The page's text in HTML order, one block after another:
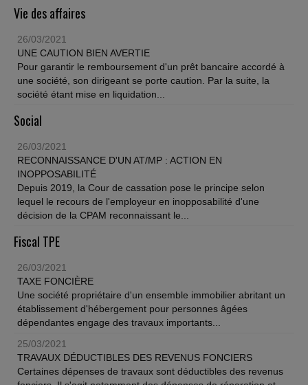
Vie des affaires
26/03/2021
UNE CAUTION BIEN AVERTIE
Pour garantir le remboursement d'un prêt bancaire accordé à
une société, son dirigeant se porte caution. Par la suite, la
société étant mise en liquidation...
Social
26/03/2021
RECONNAISSANCE D'UN AT/MP : ACTION EN
INOPPOSABILITÉ
Depuis 2019, la Cour de cassation pose le principe selon
lequel le recours de l'employeur en inopposabilité d'une
décision de la CPAM reconnaissant le...
Fiscal TPE
26/03/2021
TAXE FONCIÈRE
Une société propriétaire d'un ensemble immobilier abritant un
établissement d'hébergement pour personnes âgées
dépendantes engage des travaux importants...
25/03/2021
TRAVAUX DÉDUCTIBLES DES REVENUS FONCIERS
Certaines dépenses de travaux sont déductibles des revenus